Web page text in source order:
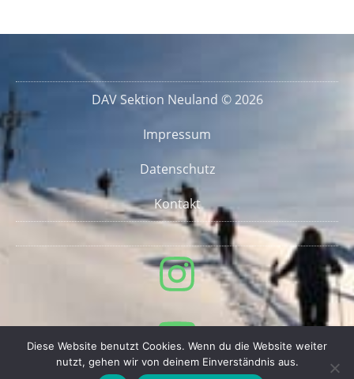
DAV Sektion Neuland © 2026
Impressum
Datenschutz
Kontakt
Diese Website benutzt Cookies. Wenn du die Website weiter
nutzt, gehen wir von deinem Einverständnis aus.